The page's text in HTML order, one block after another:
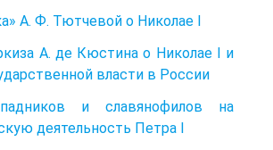
А. Ф. Тютчевой о Николае I
А. де Кюстина о Николае I и
власти в России
и славянофилов на
деятельность Петра I